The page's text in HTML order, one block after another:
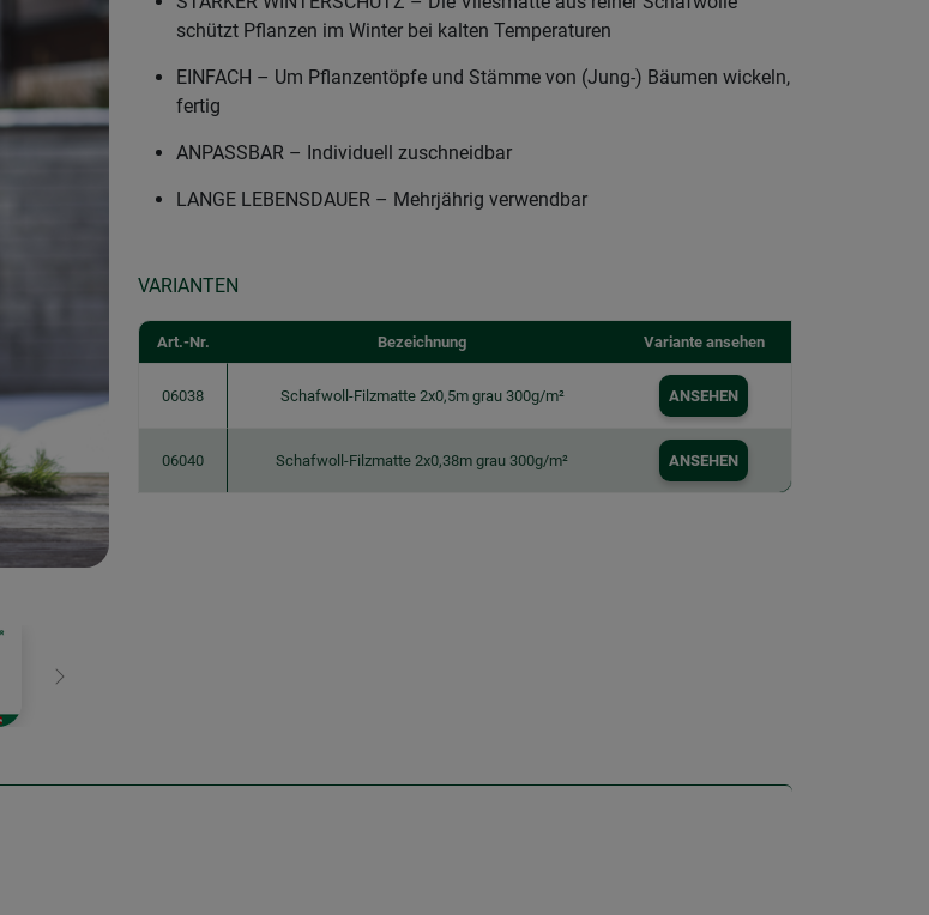
Weiter
schützt Pflanzen im Winter bei kalten Temperaturen
EINFACH – Um Pflanzentöpfe und Stämme von (Jung-) Bäumen wickeln,
fertig
ANPASSBAR – Individuell zuschneidbar
LANGE LEBENSDAUER – Mehrjährig verwendbar
VARIANTEN
Art.-Nr. Bezeichnung Variante ansehen
06038 Schafwoll-Filzmatte 2x0,5m grau 300g/m² ANSEHEN
06040 Schafwoll-Filzmatte 2x0,38m grau 300g/m² ANSEHEN